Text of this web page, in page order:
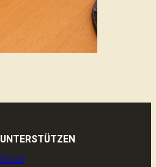
UNTERSTÜTZEN
Basar